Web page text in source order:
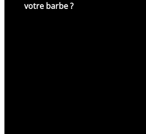
votre barbe ?